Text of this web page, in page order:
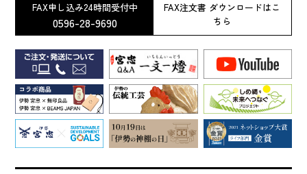
FAX申し込み24時間受付中
0596-28-9690
FAX注文書 ダウンロードはこ
ちら